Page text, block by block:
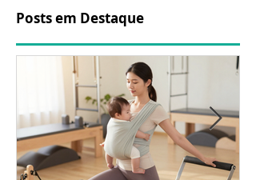
Posts em Destaque